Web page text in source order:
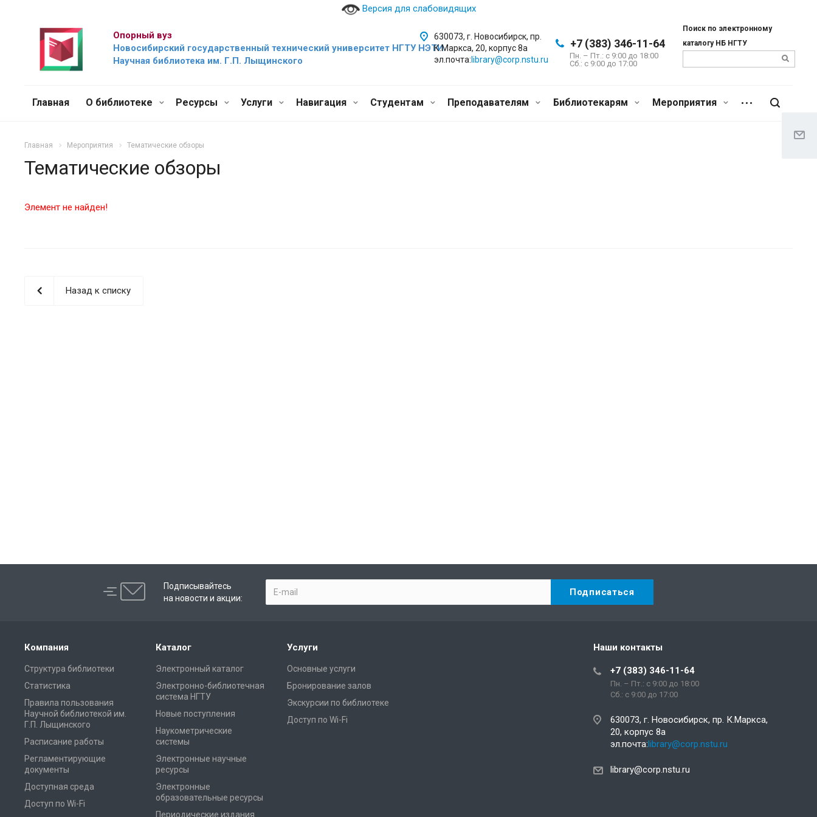
Версия для слабовидящих
Опорный вуз
Новосибирский государственный технический университет НГТУ НЭТИ
Научная библиотека им. Г.П. Лыщинского
+7 (383) 346-11-64
Пн. – Пт.: с 9:00 до 18:00
Сб.: c 9:00 до 17:00
Поиск по электронному
каталогу НБ НГТУ
630073, г. Новосибирск, пр.
К.Маркса, 20, корпус 8а
эл.почта: library@corp.nstu.ru
Главная О библиотеке Ресурсы Услуги Навигация Студентам Преподавателям Библиотекарям Мероприятия
Главная Мероприятия Тематические обзоры
Тематические обзоры
Элемент не найден!
Назад к списку
Подписывайтесь
на новости и акции:
Компания
Структура библиотеки
Статистика
Правила пользования
Научной библиотекой им.
Г.П. Лыщинского
Расписание работы
Регламентирующие
документы
Доступная среда
Доступ по Wi-Fi
Каталог
Электронный каталог
Электронно-библиотечная
система НГТУ
Новые поступления
Наукометрические
системы
Электронные научные
ресурсы
Электронные
образовательные ресурсы
Периодические издания
Услуги
Основные услуги
Бронирование залов
Экскурсии по библиотеке
Доступ по Wi-Fi
Наши контакты
+7 (383) 346-11-64
Пн. – Пт.: с 9:00 до 18:00
Сб.: c 9:00 до 17:00
630073, г. Новосибирск, пр. К.Маркса,
20, корпус 8а
эл.почта:library@corp.nstu.ru
library@corp.nstu.ru